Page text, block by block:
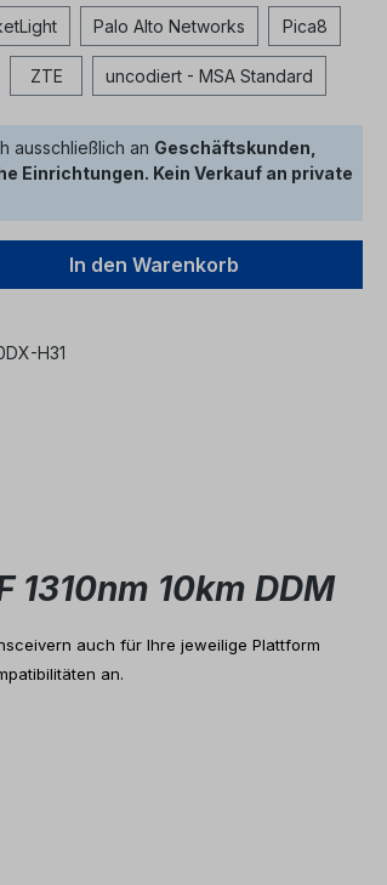
Palo Alto Networks Pica8
ZTE uncodiert - MSA Standard
ausschließlich an Geschäftskunden,
Einrichtungen. Kein Verkauf an private
den gewünschten Wert
In den Warenkorb
H31
10km DDM
auch für Ihre jeweilige Plattform
an.